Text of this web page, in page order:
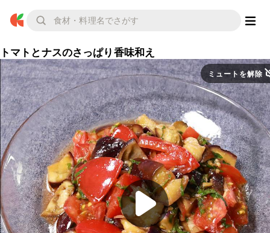
トマトとナスのさっぱり香味和え
ミュートを解除